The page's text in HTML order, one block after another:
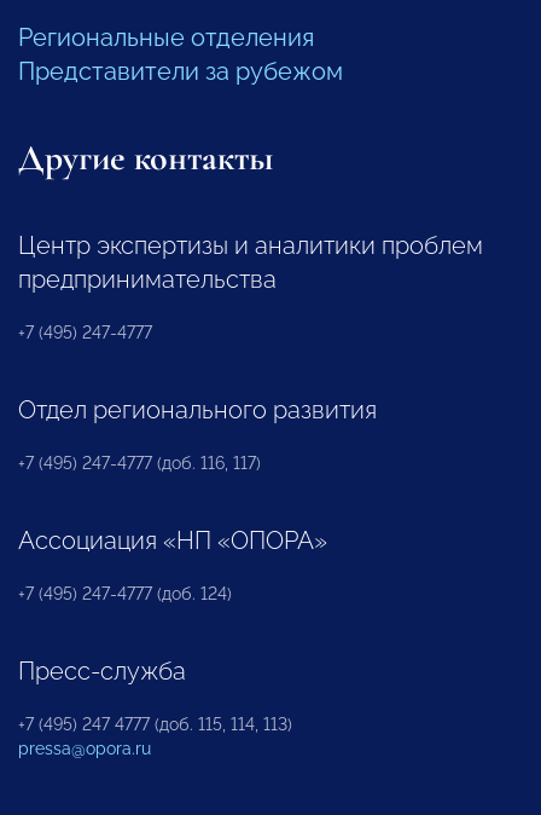
Региональные отделения
Представители за рубежом
Другие контакты
Центр экспертизы и аналитики проблем
предпринимательства
+7 (495) 247-4777
Отдел регионального развития
+7 (495) 247-4777 (доб. 116, 117)
Ассоциация «НП «ОПОРА»
+7 (495) 247-4777 (доб. 124)
Пресс-служба
+7 (495) 247 4777 (доб. 115, 114, 113)
pressa@opora.ru